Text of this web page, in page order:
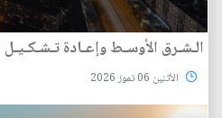
الـشـرق الأوسـط وإعـادة تـشـكـيـل
الأثنين 06 تموز 2026